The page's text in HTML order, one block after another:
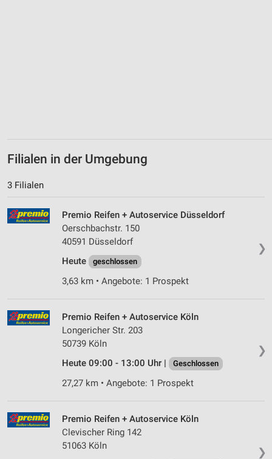
Filialen in der Umgebung
3 Filialen
❯
Premio Reifen + Autoservice Düsseldorf
Oerschbachstr. 150
40591 Düsseldorf
Heute
geschlossen
3,63 km • Angebote: 1 Prospekt
❯
Premio Reifen + Autoservice Köln
Longericher Str. 203
50739 Köln
Heute 09:00 - 13:00 Uhr |
Geschlossen
27,27 km • Angebote: 1 Prospekt
❯
Premio Reifen + Autoservice Köln
Clevischer Ring 142
51063 Köln
Kombinationen von Daten aus verschiedenen
Quellen
Entwicklung und Verbesserung der Angebote
Verwendung reduzierter Daten zur Auswahl von
Verwendung genauer Standortdaten
Geräte anhand von aktiv angeforderten
Performance